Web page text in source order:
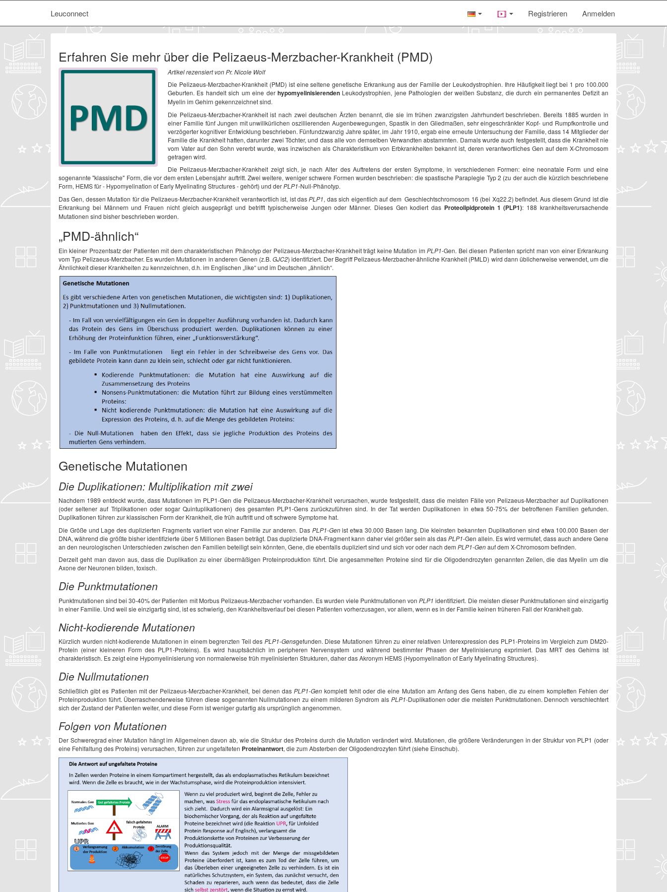
Leuconnect Registrieren Anmelden
Erfahren Sie mehr über die Pelizaeus-Merzbacher-Krankheit (PMD)
Artikel rezensiert von Pr. Nicole Wolf
Die Pelizaeus-Merzbacher-Krankheit (PMD) ist eine seltene genetische Erkrankung aus der Familie der Leukodystrophien. Ihre Häufigkeit liegt bei 1 pro 100.000
Geburten. Es handelt sich um eine der hypomyelinisierendenLeukodystrophien, jene Pathologien der weißen Substanz, die durch ein permanentes Defizit an
Myelin im Gehirn gekennzeichnet sind.
Die Pelizaeus-Merzbacher-Krankheit ist nach zwei deutschen Ärzten benannt, die sie im frühen zwanzigsten Jahrhundert beschrieben. Bereits 1885 wurden in
einer Familie fünf Jungen mit unwillkürlichen oszillierenden Augenbewegungen, Spastik in den Gliedmaßen, sehr eingeschränkter Kopf- und Rumpfkontrolle und
verzögerter kognitiver Entwicklung beschrieben. Fünfundzwanzig Jahre später, im Jahr 1910, ergab eine erneute Untersuchung der Familie, dass 14 Mitglieder der
Familie die Krankheit hatten, darunter zwei Töchter, und dass alle von demselben Verwandten abstammten. Damals wurde auch festgestellt, dass die Krankheit nie
vom Vater auf den Sohn vererbt wurde, was inzwischen als Charakteristikum von Erbkrankheiten bekannt ist, deren verantwortliches Gen auf dem X-Chromosom
getragen wird.
Die Pelizaeus-Merzbacher-Krankheit zeigt sich, je nach Alter des Auftretens der ersten Symptome, in verschiedenen Formen: eine neonatale Form und eine
sogenannte "klassische" Form, die vor dem ersten Lebensjahr auftritt. Zwei weitere, weniger schwere Formen wurden beschrieben: die spastische Paraplegie Typ 2 (zu der auch die kürzlich beschriebene
Form, HEMS für - Hypomyelination of Early Myelinating Structures - gehört) und derPLP1-Null-Phänotyp.
Das Gen, dessen Mutation für die Pelizaeus-Merzbacher-Krankheit verantwortlich ist, ist dasPLP1, das sich eigentlich auf dem Geschlechtschromosom 16 (bei Xq22.2) befindet. Aus diesem Grund ist die
Erkrankung bei Männern und Frauen nicht gleich ausgeprägt und betrifft typischerweise Jungen oder Männer. Dieses Gen kodiert das Proteolipidprotein 1 (PLP1): 188 krankheitsverursachende
Mutationen sind bisher beschrieben worden.
„PMD-ähnlich“
Ein kleiner Prozentsatz der Patienten mit dem charakteristischen Phänotyp der Pelizaeus-Merzbacher-Krankheit trägt keine Mutation imPLP1-Gen. Bei diesen Patienten spricht man von einer Erkrankung
vom Typ Pelizaeus-Merzbacher. Es wurden Mutationen in anderen Genen (z.B. GJC2) identifiziert. Der Begriff Pelizaeus-Merzbacher-ähnliche Krankheit (PMLD) wird dann üblicherweise verwendet, um die
Ähnlichkeit dieser Krankheiten zu kennzeichnen, d.h. im Englischen „like“ und im Deutschen „ähnlich“.
Genetische Mutationen
Die Duplikationen: Multiplikation mit zwei
Nachdem 1989 entdeckt wurde, dass Mutationen im PLP1-Gen die Pelizaeus-Merzbacher-Krankheit verursachen, wurde festgestellt, dass die meisten Fälle von Pelizaeus-Merzbacher auf Duplikationen
(oder seltener auf Triplikationen oder sogar Quintuplikationen) des gesamten PLP1-Gens zurückzuführen sind. In der Tat werden Duplikationen in etwa 50-75% der betroffenen Familien gefunden.
Duplikationen führen zur klassischen Form der Krankheit, die früh auftritt und oft schwere Symptome hat.
Die Größe und Lage des duplizierten Fragments variiert von einer Familie zur anderen. Das PLP1-Genist etwa 30.000 Basen lang. Die kleinsten bekannten Duplikationen sind etwa 100.000 Basen der
DNA, während die größte bisher identifizierte über 5 Millionen Basen beträgt. Das duplizierte DNA-Fragment kann daher viel größer sein als dasPLP1-Gen allein. Es wird vermutet, dass auch andere Gene
an den neurologischen Unterschieden zwischen den Familien beteiligt sein könnten, Gene, die ebenfalls dupliziert sind und sich vor oder nach dem PLP1-Genauf dem X-Chromosom befinden.
Derzeit geht man davon aus, dass die Duplikation zu einer übermäßigen Proteinproduktion führt. Die angesammelten Proteine sind für die Oligodendrozyten genannten Zellen, die das Myelin um die
Axone der Neuronen bilden, toxisch.
Die Punktmutationen
Punktmutationen sind bei 30-40% der Patienten mit Morbus Pelizaeus-Merzbacher vorhanden. Es wurden viele Punktmutationen vonPLP1 identifiziert. Die meisten dieser Punktmutationen sind einzigartig
in einer Familie. Und weil sie einzigartig sind, ist es schwierig, den Krankheitsverlauf bei diesen Patienten vorherzusagen, vor allem, wenn es in der Familie keinen früheren Fall der Krankheit gab.
Nicht-kodierende Mutationen
Kürzlich wurden nicht-kodierende Mutationen in einem begrenzten Teil des PLP1-Gensgefunden. Diese Mutationen führen zu einer relativen Unterexpression des PLP1-Proteins im Vergleich zum DM20-
Protein (einer kleineren Form des PLP1-Proteins). Es wird hauptsächlich im peripheren Nervensystem und während bestimmter Phasen der Myelinisierung exprimiert. Das MRT des Gehirns ist
charakteristisch. Es zeigt eine Hypomyelinisierung von normalerweise früh myelinisierten Strukturen, daher das Akronym HEMS (Hypomyelination of Early Myelinating Structures).
Die Nullmutationen
Schließlich gibt es Patienten mit der Pelizaeus-Merzbacher-Krankheit, bei denen dasPLP1-Gen komplett fehlt oder die eine Mutation am Anfang des Gens haben, die zu einem kompletten Fehlen der
Proteinproduktion führt. Überraschenderweise führen diese sogenannten Nullmutationen zu einem milderen Syndrom als PLP1-Duplikationen oder die meisten Punktmutationen. Dennoch verschlechtert
sich der Zustand der Patienten weiter, und diese Form ist weniger gutartig als ursprünglich angenommen.
Folgen von Mutationen
Der Schweregrad einer Mutation hängt im Allgemeinen davon ab, wie die Struktur des Proteins durch die Mutation verändert wird. Mutationen, die größere Veränderungen in der Struktur von PLP1 (oder
eine Fehlfaltung des Proteins) verursachen, führen zur ungefalteten Proteinantwort, die zum Absterben der Oligodendrozyten führt (siehe Einschub).